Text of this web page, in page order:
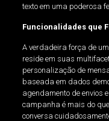
texto em uma poderosa
Funcionalidades que
A verdadeira força de
reside em suas
personalização de
baseada em dados
agendamento de envios
campanha é mais do
conversa